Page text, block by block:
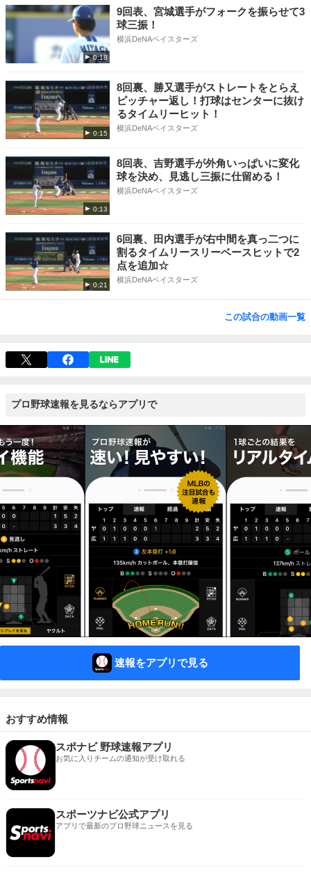
0:18
9回表、宮城選手がフォークを振らせて3
球三振！
横浜DeNAベイスターズ
0:15
8回裏、勝又選手がストレートをとらえ
ピッチャー返し！打球はセンターに抜け
るタイムリーヒット！
横浜DeNAベイスターズ
0:13
8回表、吉野選手が外角いっぱいに変化
球を決め、見逃し三振に仕留める！
横浜DeNAベイスターズ
0:21
6回裏、田内選手が右中間を真っ二つに
割るタイムリースリーベースヒットで2
点を追加☆
横浜DeNAベイスターズ
この試合の動画一覧
プロ野球速報を見るならアプリで
速報をアプリで見る
おすすめ情報
スポナビ 野球速報アプリ
お気に入りチームの通知が受け取れる
スポーツナビ公式アプリ
アプリで最新のプロ野球ニュースを見る